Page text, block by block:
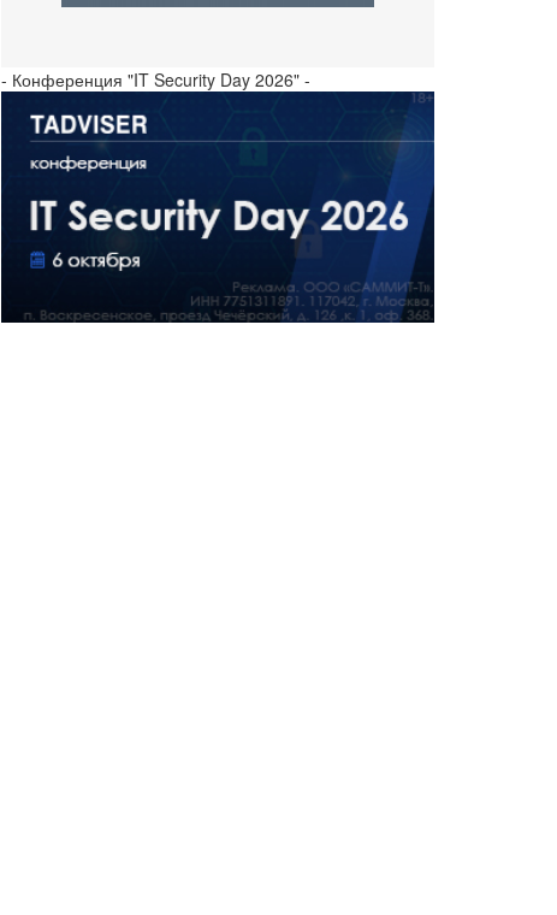
- Конференция "IT Security Day 2026" -